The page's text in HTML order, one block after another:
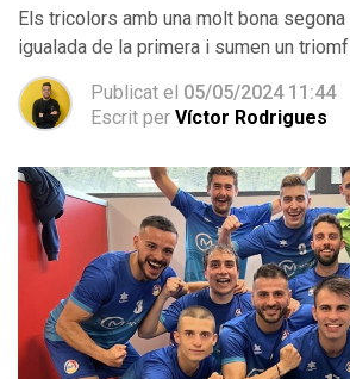
Els tricolors amb una molt bona
igualada de la primera i sumen un
Publicat el 05/05/2024 11:44
Escrit per Víctor Rodrigues